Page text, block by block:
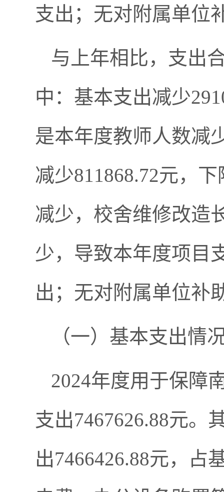
支出；无对附属单位
与上年相比，支出
中：基本支出减少
是本年度教师人数减
减少811868.72元，
减少，校舍维修改造
少，导致本年度项目
出；无对附属单位补
（一）基本支出情
2024年度用于保障
支出7467626.88元。
出7466426.88元，占